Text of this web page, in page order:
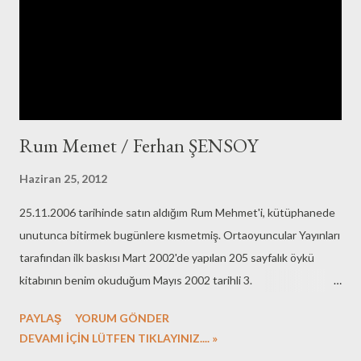
Rum Memet / Ferhan ŞENSOY
Haziran 25, 2012
25.11.2006 tarihinde satın aldığım Rum Mehmet'i, kütüphanede
unutunca bitirmek bugünlere kısmetmiş. Ortaoyuncular Yayınları
tarafından ilk baskısı Mart 2002'de yapılan 205 sayfalık öykü
kitabının benim okuduğum Mayıs 2002 tarihli 3.
yapayım: 25.11.2006 tarihinde İstanbul İstiklal Caddesi'ndeki
SES tiyatrosunda Ferhangi Şeyler'in 1588. oyununu izledim.
PAYLAŞ
YORUM GÖNDER
DEVAMI İÇİN LÜTFEN TIKLAYINIZ.... »